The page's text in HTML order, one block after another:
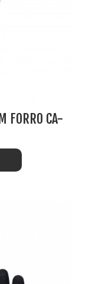
FORRO CA-